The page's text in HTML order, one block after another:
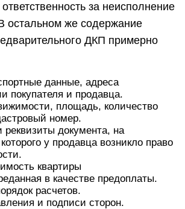
за неисполнение
остальном же содержание
ДКП примерно
данные, адреса
покупателя и продавца.
площадь, количество
номер.
реквизиты документа, на
у продавца возникло право
квартиры
в качестве предоплаты.
расчетов.
и подписи сторон.